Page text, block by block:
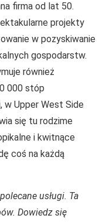
firma od lat 50.
projekty
w pozyskiwanie
gospodarstw.
również
000 stóp
w Upper West Side
się tu rodzime
i kwitnące
coś na każdą
usługi. Ta
Dowiedz się